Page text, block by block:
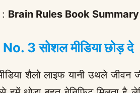
Brain Rules Book
3 सोशल मीडिया छोड़ दे
शैलो लाइफ यानी उथले